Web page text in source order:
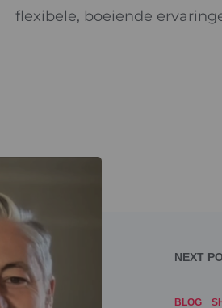
flexibele, boeiende
NEXT
BLOG